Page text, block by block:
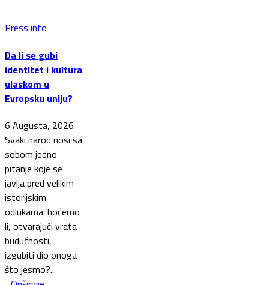
Press info
Da li se gubi
identitet i kultura
ulaskom u
Evropsku uniju?
6 Augusta, 2026
Svaki narod nosi sa
sobom jedno
pitanje koje se
javlja pred velikim
istorijskim
odlukama: hoćemo
li, otvarajući vrata
budućnosti,
izgubiti dio onoga
što jesmo?...